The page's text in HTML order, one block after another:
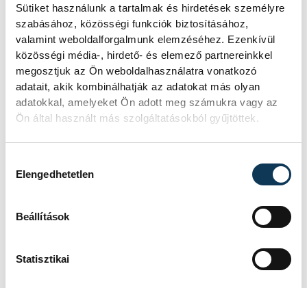
Sütiket használunk a tartalmak és hirdetések személyre
szabásához, közösségi funkciók biztosításához,
valamint weboldalforgalmunk elemzéséhez. Ezenkívül
közösségi média-, hirdető- és elemező partnereinkkel
megosztjuk az Ön weboldalhasználatra vonatkozó
adatait, akik kombinálhatják az adatokat más olyan
adatokkal, amelyeket Ön adott meg számukra vagy az
Ön által használt más szolgáltatásokból gyűjtöttek.
Elengedhetetlen
Beállítások
Statisztikai
hasznos lesz majd az utazás,
hiszen remek csapatok ellen
léphetünk pályára a jövő évi
nyári felkészülés részeként.
A meccsek helyszínét és pontos időpontját
később hozzák nyilvánosságra.
OTP Bank-Pick Szeged